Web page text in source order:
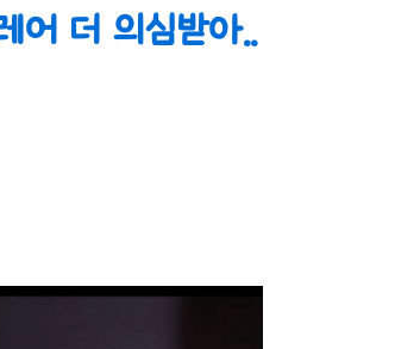
어 더 의심받아..